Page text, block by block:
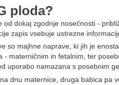
ploda?
od dokaj zgodnje nosečnosti -
zapis vsebuje ustrezne
so majhne naprave, ki jih je
- materničnim in fetalnim, ter
uporabo namazana s posebnim
dnu maternice, druga babica pa